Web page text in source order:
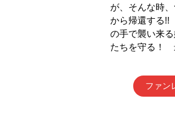
が、そんな時
から帰還する
の手で襲い来
たちを守る！
ファン